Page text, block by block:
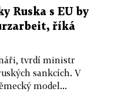
Ruska s EU by
říká
tvrdí ministr
sankcích. V
model...